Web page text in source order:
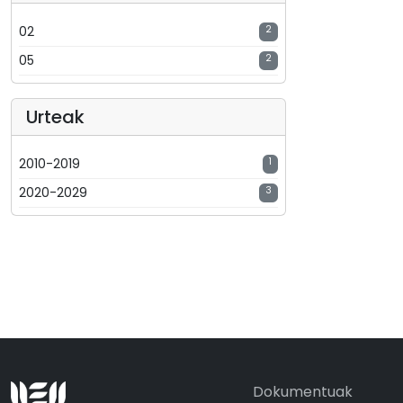
02 2
05 2
Urteak
2010-2019 1
2020-2029 3
Dokumentuak